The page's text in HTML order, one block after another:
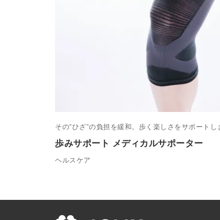
歩みサポート メディカルサポーター
その”ひざ”の負担を緩和。歩く楽しさをサポートし
ヘルスケア